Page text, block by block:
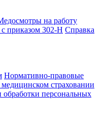
на работу
приказом 302-Н Справка
Нормативно-правовые
страховании
персональных